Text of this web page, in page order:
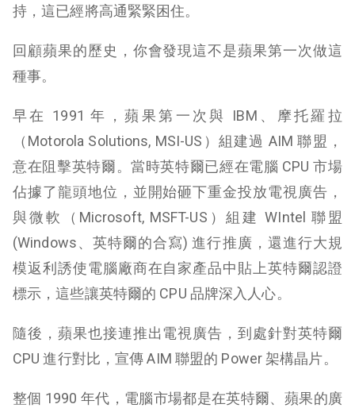
持，這已經將高通緊緊困住。
回顧蘋果的歷史，你會發現這不是蘋果第一次做這
種事。
早在 1991 年，蘋果第一次與 IBM、摩托羅拉
（Motorola Solutions, MSI-US） 組建過 AIM 聯盟，
意在阻擊英特爾。當時英特爾已經在電腦 CPU 市場
佔據了龍頭地位，並開始砸下重金投放電視廣告，
與微軟（Microsoft, MSFT-US）組建 WIntel 聯盟
(Windows、英特爾的合寫) 進行推廣，還進行大規
模返利誘使電腦廠商在自家產品中貼上英特爾認證
標示，這些讓英特爾的 CPU 品牌深入人心。
隨後，蘋果也接連推出電視廣告，到處針對英特爾
CPU 進行對比，宣傳 AIM 聯盟的 Power 架構晶片。
整個 1990 年代，電腦市場都是在英特爾、蘋果的廣